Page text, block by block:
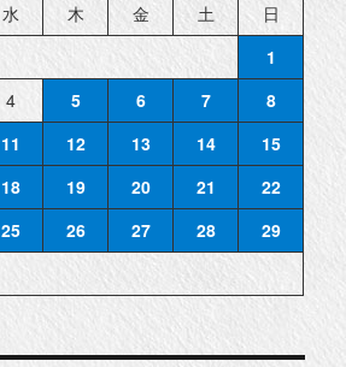
水 木 金 土
日
1
4 5 6 7
8
11 12 13 14
15
18 19 20 21
22
25 26 27 28
29